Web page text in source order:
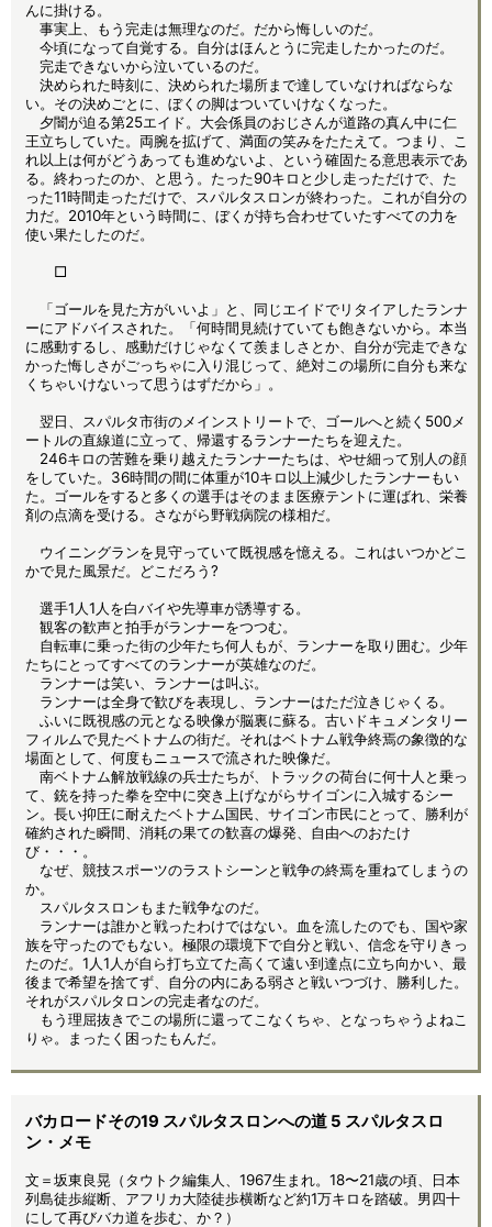
んに掛ける。
事実上、もう完走は無理なのだ。だから悔しいのだ。
今頃になって自覚する。自分はほんとうに完走したかったのだ。
完走できないから泣いているのだ。
決められた時刻に、決められた場所まで達していなければならな
い。その決めごとに、ぼくの脚はついていけなくなった。
夕闇が迫る第25エイド。大会係員のおじさんが道路の真ん中に仁
王立ちしていた。両腕を拡げて、満面の笑みをたたえて。つまり、こ
れ以上は何がどうあっても進めないよ、という確固たる意思表示であ
る。終わったのか、と思う。たった90キロと少し走っただけで、た
った11時間走っただけで、スパルタスロンが終わった。これが自分の
力だ。2010年という時間に、ぼくが持ち合わせていたすべての力を
使い果たしたのだ。
□
「ゴールを見た方がいいよ」と、同じエイドでリタイアしたランナ
ーにアドバイスされた。「何時間見続けていても飽きないから。本当
に感動するし、感動だけじゃなくて羨ましさとか、自分が完走できな
かった悔しさがごっちゃに入り混じって、絶対この場所に自分も来な
くちゃいけないって思うはずだから」。
翌日、スパルタ市街のメインストリートで、ゴールへと続く500メ
ートルの直線道に立って、帰還するランナーたちを迎えた。
246キロの苦難を乗り越えたランナーたちは、やせ細って別人の顔
をしていた。36時間の間に体重が10キロ以上減少したランナーもい
た。ゴールをすると多くの選手はそのまま医療テントに運ばれ、栄養
剤の点滴を受ける。さながら野戦病院の様相だ。
ウイニングランを見守っていて既視感を憶える。これはいつかどこ
かで見た風景だ。どこだろう?
選手1人1人を白バイや先導車が誘導する。
観客の歓声と拍手がランナーをつつむ。
自転車に乗った街の少年たち何人もが、ランナーを取り囲む。少年
たちにとってすべてのランナーが英雄なのだ。
ランナーは笑い、ランナーは叫ぶ。
ランナーは全身で歓びを表現し、ランナーはただ泣きじゃくる。
ふいに既視感の元となる映像が脳裏に蘇る。古いドキュメンタリー
フィルムで見たベトナムの街だ。それはベトナム戦争終焉の象徴的な
場面として、何度もニュースで流された映像だ。
南ベトナム解放戦線の兵士たちが、トラックの荷台に何十人と乗っ
て、銃を持った拳を空中に突き上げながらサイゴンに入城するシー
ン。長い抑圧に耐えたベトナム国民、サイゴン市民にとって、勝利が
確約された瞬間、消耗の果ての歓喜の爆発、自由へのおたけ
び・・・。
なぜ、競技スポーツのラストシーンと戦争の終焉を重ねてしまうの
か。
スパルタスロンもまた戦争なのだ。
ランナーは誰かと戦ったわけではない。血を流したのでも、国や家
族を守ったのでもない。極限の環境下で自分と戦い、信念を守りきっ
たのだ。1人1人が自ら打ち立てた高くて遠い到達点に立ち向かい、最
後まで希望を捨てず、自分の内にある弱さと戦いつづけ、勝利した。
それがスパルタロンの完走者なのだ。
もう理屈抜きでこの場所に還ってこなくちゃ、となっちゃうよねこ
りゃ。まったく困ったもんだ。
バカロードその19 スパルタスロンへの道 5 スパルタスロ
ン・メモ
文＝坂東良晃（タウトク編集人、1967生まれ。18〜21歳の頃、日本
列島徒歩縦断、アフリカ大陸徒歩横断など約1万キロを踏破。男四十
にして再びバカ道を歩む、か？）